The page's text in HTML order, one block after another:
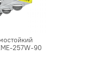
257W-90